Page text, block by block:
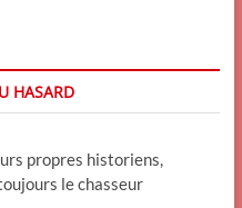
HASARD
propres historiens,
le chasseur